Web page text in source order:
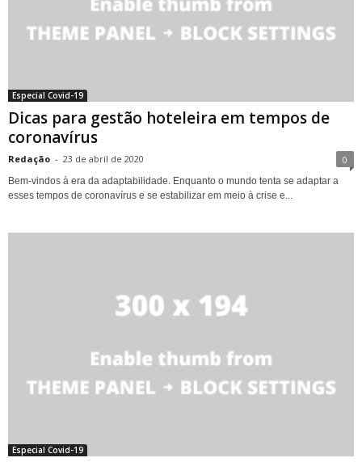
Especial Covid-19
Dicas para gestão hoteleira em tempos de
coronavírus
Redação - 23 de abril de 2020 0
Bem-vindos à era da adaptabilidade. Enquanto o mundo tenta se adaptar a
esses tempos de coronavírus e se estabilizar em meio à crise e...
Especial Covid-19